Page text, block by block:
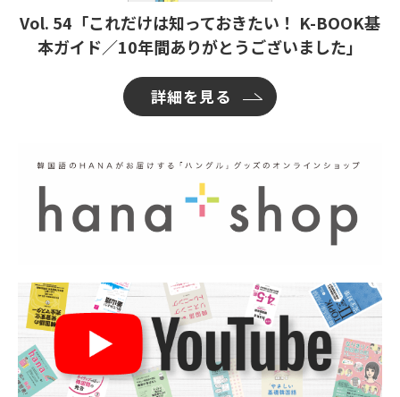
Vol. 54「これだけは知っておきたい！ K-BOOK基
本ガイド／10年間ありがとうございました」
詳細を見る